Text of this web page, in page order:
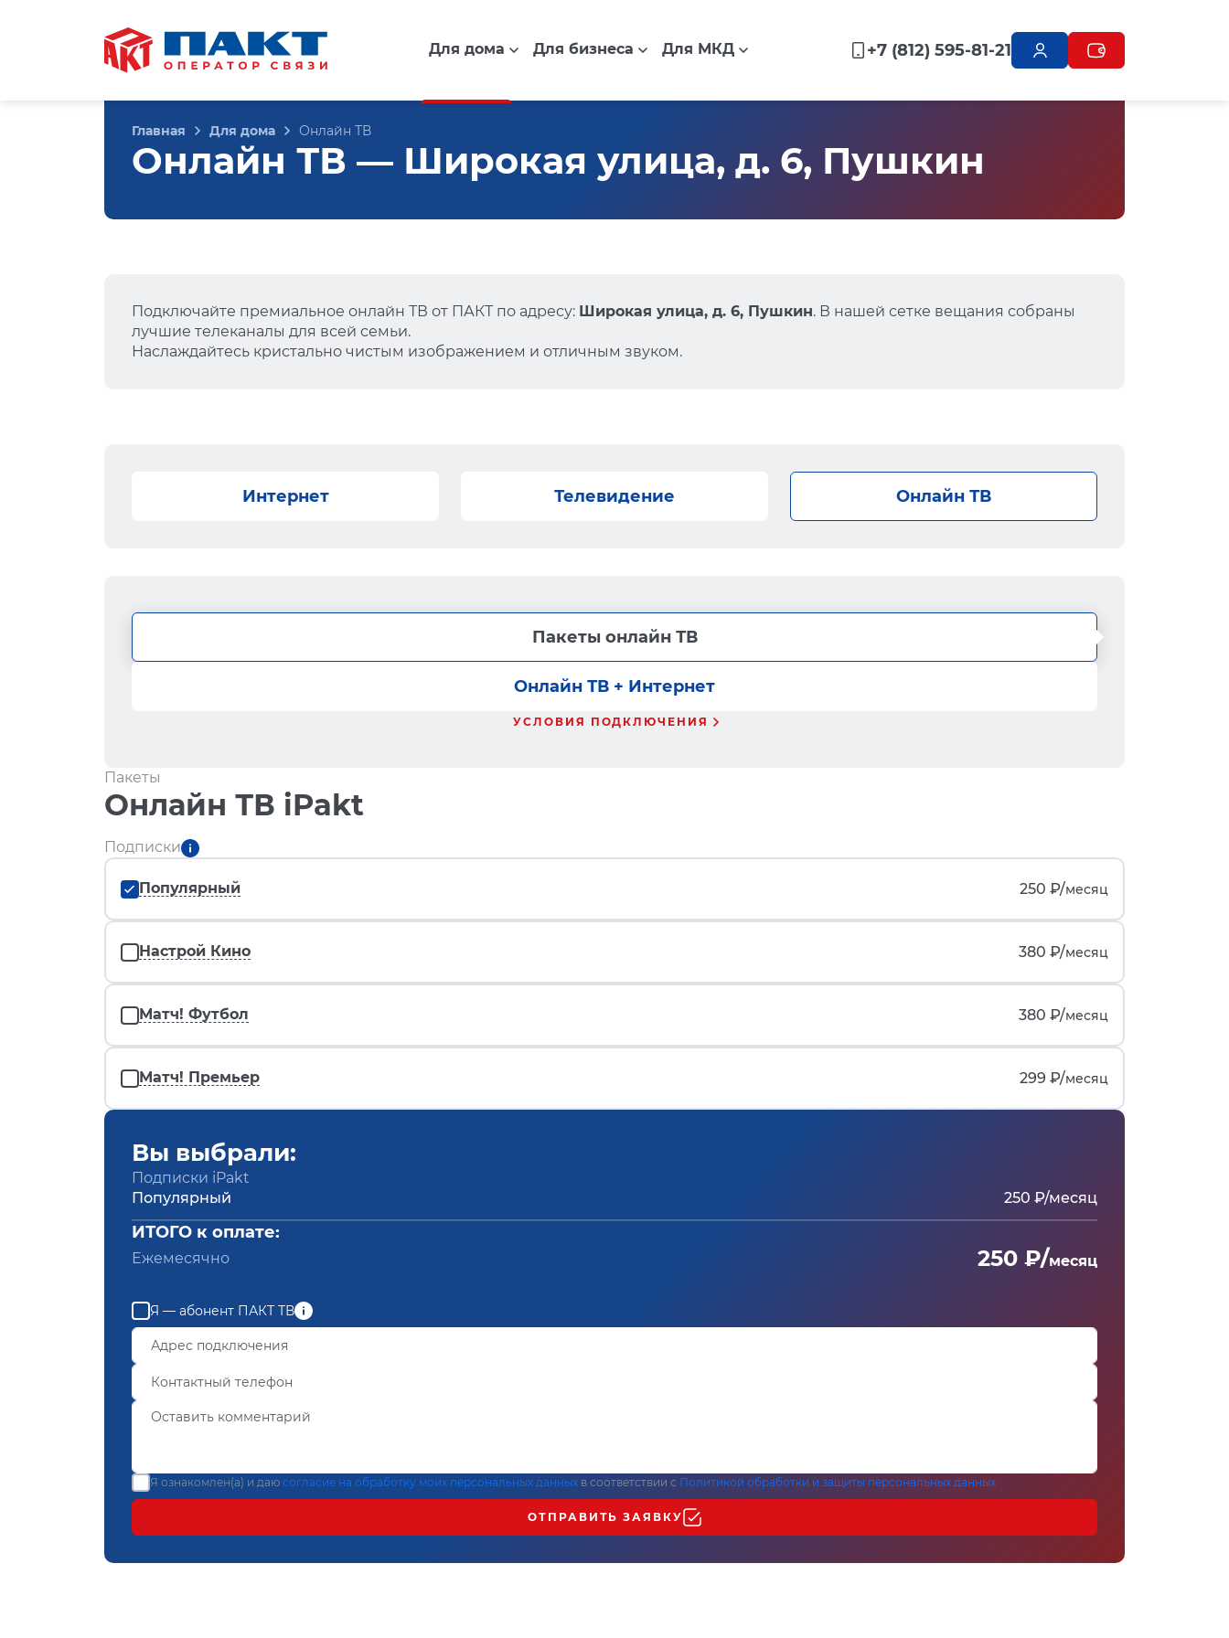
Для дома Для бизнеса Для МКД +7 (812) 595-81-21
Главная Для дома Онлайн ТВ
Онлайн ТВ — Широкая улица, д. 6, Пушкин
Подключайте премиальное онлайн ТВ от ПАКТ по адресу: Широкая улица, д. 6, Пушкин. В нашей сетке вещания собраны
лучшие телеканалы для всей семьи.
Наслаждайтесь кристально чистым изображением и отличным звуком.
Интернет Телевидение Онлайн ТВ
Пакеты онлайн ТВ
Онлайн ТВ + Интернет
УСЛОВИЯ ПОДКЛЮЧЕНИЯ
Пакеты
Онлайн ТВ iPakt
Подписки
Популярный 250 ₽/месяц
Настрой Кино 380 ₽/месяц
Матч! Футбол 380 ₽/месяц
Матч! Премьер 299 ₽/месяц
Вы выбрали:
Подписки iPakt
Популярный
250 ₽/месяц
ИТОГО к оплате:
Ежемесячно 250 ₽/месяц
Я — абонент ПАКТ ТВ
Я ознакомлен(а) и даю согласие на обработку моих персональных данных в соответствии с Политикой обработки и защиты персональных данных
ОТПРАВИТЬ ЗАЯВКУ